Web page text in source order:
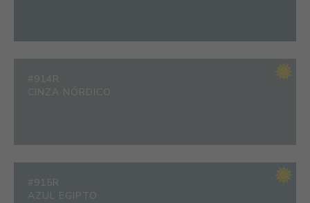
#914R
CINZA NÓRDICO
#915R
AZUL EGIPTO